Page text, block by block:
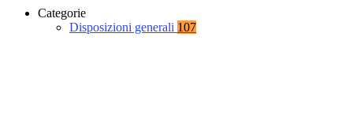
Categorie
Disposizioni generali 107